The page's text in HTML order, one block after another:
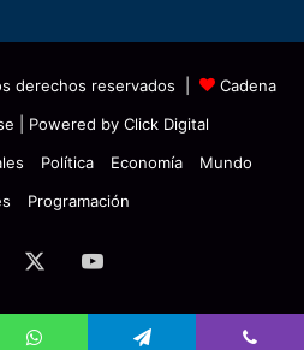
derechos reservados |
Cadena
| Powered by Click Digital
Política Economía
Mundo
Programación
YouTube